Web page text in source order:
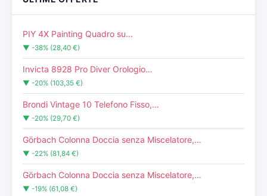
PIY 4X Painting Quadro su…
▼ -38% (28,40 €)
Invicta 8928 Pro Diver Orologio…
▼ -20% (103,35 €)
Brondi Vintage 10 Telefono Fisso,…
▼ -20% (29,70 €)
Görbach Colonna Doccia senza Miscelatore,…
▼ -22% (81,84 €)
Görbach Colonna Doccia senza Miscelatore,…
▼ -19% (61,08 €)